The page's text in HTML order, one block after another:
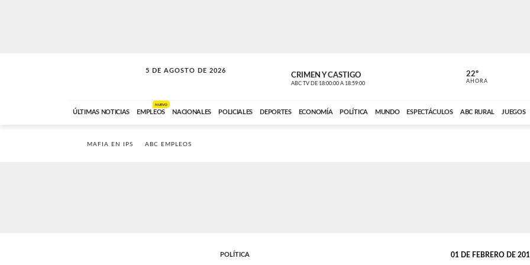
5 DE AGOSTO DE 2026
SOLO MÚSICA CRIMEN Y CASTIGO
ABC TV DE 18:00:00 A 18:59:00 ABC CARDINAL
22º
AHORA
ÚLTIMAS NOTICIAS EMPLEOS
NUEVO
NACIONALES POLICIALES DEPORTES ECONOMÍA POLÍTICA MUNDO ESPECTÁCULOS ABC RURAL JUEGOS
MAFIA EN IPS ABC EMPLEOS
POLÍTICA 01 DE FEBRERO DE